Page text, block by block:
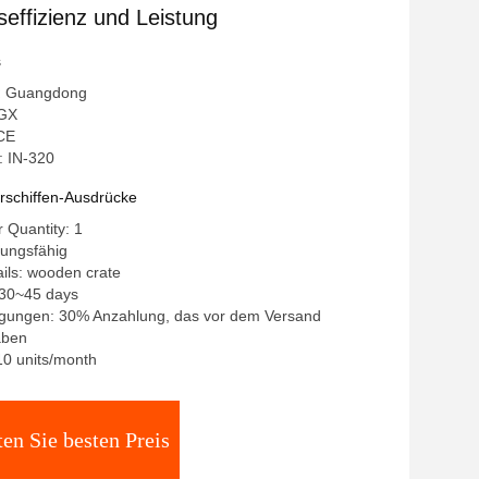
und Leistung
Guangdong
IN-320
Ausdrücke
Quantity: 1
wooden crate
days
30% Anzahlung, das vor dem Versand
units/month
Sie besten Preis